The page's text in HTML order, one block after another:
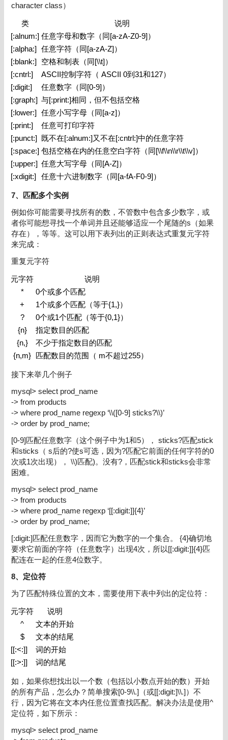
character class）
类
说明
[:alnum:] 任意字母和数字（同 [a-zA-Z0-9] ）
[:alpha:]
任意字符（同 [a-zA-Z] ）
[:blank:]
空格和制表（同 [\\t] ）
[:cntrl:]
ASCII 控制字符（ ASCII 0到 31和127）
[:digit:]
任意数字（同 [0-9] ）
[:graph:] 与[:print:]相同，但不包括空格
[:lower:]
任意小写字母（同 [a-z] ）
[:print:]
任意可打印字符
[:punct:]
既不在[:alnum:] 又不在[:cntrl:]中的任意字符
[:space:] 包括空格在内的任意空白字符（同 [\\f\\n\\r\\t\\v] ）
[:upper:] 任意大写字母（同 [A-Z] ）
[:xdigit:]
任意十六进制数字（同 [a-fA-F0-9] ）
7、
匹配多个实例
例如你可能需要寻找所有的数，不管数中包含多少数字，或
者你可能想寻找一个单词并且还能够适应一个尾随的s （如果
存在），等等。这可以用下表列出的正则表达式重复元字符
来完成：
重复元字符
元字符
说明
*
0个或多个匹配
+
1个或多个匹配（等于{1,}）
?
0个或1个匹配（等于{0,1}）
{n}
指定数目的匹配
{n,}
不少于指定数目的匹配
{n,m}
匹配数目的范围（ m不超过255）
接下来举几个例子
mysql> select prod_name
-> from products
-> where prod_name regexp ‘\\([0-9] sticks?\\)’
-> order by prod_name;
[0-9]匹配任意数字（这个例子中为1和5）， sticks?匹配stick
和sticks （ s后的?使s可选，因为?匹配它前面的任何字符的0
次或1次出现）， \\)匹配)。没有? ，匹配stick和sticks会非常
困难。
mysql> select prod_name
-> from products
-> where prod_name regexp ‘[[:digit:]]{4}’
-> order by prod_name;
[:digit:]匹配任意数字，因而它为数字的一个集合。 {4}确切地
要求它前面的字符（任意数字）出现4次，所以[[:digit:]]{4}匹
配连在一起的任意4位数字。
8、定位符
为了匹配特殊位置的文本，需要使用下表中列出的定位符：
元字符
说明
^
文本的开始
$
文本的结尾
[[:<:]]
词的开始
[[:>:]]
词的结尾
如，如果你想找出以一个数（包括以小数点开始的数）开始
的所有产品，怎么办？简单搜索[0-9\\.] （或[[:digit:]\\.]）不
行，因为它将在文本内任意位置查找匹配。解决办法是使用^
定位符，如下所示：
mysql> select prod_name